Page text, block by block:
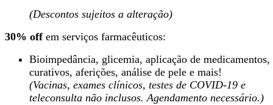
(Descontos sujeitos a alteração)
30% offem serviços farmacêuticos:
Bioimpedância, glicemia, aplicação de medicamentos,
curativos, aferições, análise de pele e mais!
(Vacinas, exames clínicos, testes de COVID-19 e
teleconsulta não inclusos. Agendamento necessário.)